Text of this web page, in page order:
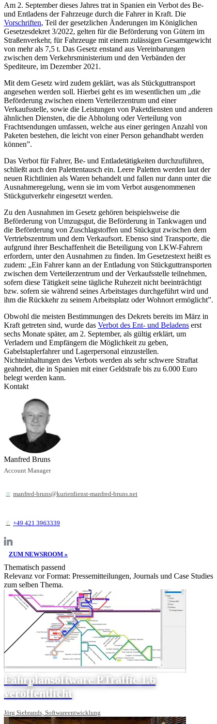
Am 2. September dieses Jahres trat in Spanien ein Verbot des Be-
und Entladens der Fahrzeuge durch die Fahrer in Kraft. Die
Vorschriften, Teil der gesetzlichen Änderungen im Königlichen
Gesetzesdekret 3/2022, gelten für die Beförderung von Gütern im
Straßenverkehr, für Fahrzeuge mit einem zulässigen Gesamtgewicht
von mehr als 7,5 t. Das Gesetz enstand aus Vereinbarungen
zwischen dem Verkehrsministerium und den Verbänden der
Spediteure, im Dezember 2021.
Mit dem Gesetz wird zudem geklärt, was als Stückguttransport
angesehen werden soll. Hierbei geht es im wesentlichen um „die
Beförderung zwischen einem Verteilerzentrum und einer
Verkaufsstelle, sowie die Leistungen von Paketdiensten und anderen
ähnlichen Diensten, die die Abholung oder Verteilung von
Frachtsendungen umfassen, welche aus einer geringen Anzahl von
Paketen bestehen, die leicht von einer Person gehandhabt werden
können”.
Das Verbot für Fahrer, Be- und Entladetätigkeiten durchzuführen,
schließt auch den Palettentausch ein. Leere Paletten werden laut der
neuen Richtlinien als Waren behandelt und fallen nur dann unter die
Ausnahmeregelung, wenn sie im vom Verbot ausgenommenen
Stückgutverkehr eingesetzt werden.
Zu den Ausnahmen im Gesetz gehören beispielsweise die
Beförderung von Umzugsgut, die Beförderung in Tankwagen und
die Beförderung von Zuschlagstoffen und Stückgut zwischen dem
Vertriebszentrum und dem Verkaufsort. Ebenso sind Transporte, die
aufgrund ihrer Beschaffenheit die Beteiligung von LKW-Fahrern
erfordern, unter den Ausnahmen zu finden. Im Gesetzestext heißt es
zudem: „Ein Fahrer kann an der Entladung von Stückguttransporten
zwischen dem Verteilerzentrum und der Verkaufsstelle teilnehmen,
sofern diese Tätigkeit seine tägliche Ruhezeit nicht beeinträchtigt
bzw. sofern sie während seines Arbeitstages durchgeführt wird und
ihm die Rückkehr zu seinem Arbeitsplatz oder Wohnort ermöglicht”.
Obwohl die meisten Bestimmungen des Dekrets bereits im März in
Kraft getreten sind, wurde das Verbot des Ent- und Beladens erst
sechs Monate später, am 2. September, als gültig erklärt, um
Verladern und Empfängern die Möglichkeit zu geben,
Gabelstaplerfahrer und Lagerpersonal einzustellen.
Nichteinhaltungen des Verbots werden als sehr schwere Straftat
geahndet, die in Spanien mit einer Geldstrafe bis zu 6.000 Euro
belegt werden kann.
Kontakt
Manfred Bruns
Account Manager
manfred-bruns@kurierdienst-manfred-bruns.net
+49 421 3963339
ZUM NEWSROOM »
Thematisch passend
Relevanz vor Format: Pressemitteilungen, Journals und Case Studies
zum selben Thema.
Fahrplansoftware PTraffic 1.6
veröffentlicht
Jörg Siebrands, Softwareentwicklung